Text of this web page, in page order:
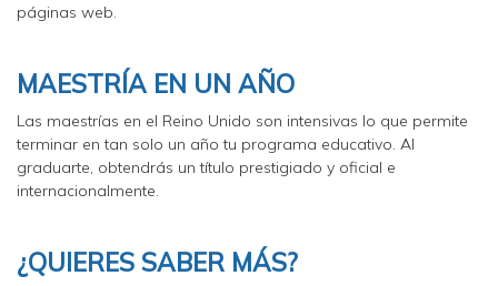
páginas web.
MAESTRÍA EN UN AÑO
Las maestrías en el Reino Unido son intensivas lo que permite
terminar en tan solo un año tu programa educativo. Al
graduarte, obtendrás un título prestigiado y oficial e
internacionalmente.
¿QUIERES SABER MÁS?